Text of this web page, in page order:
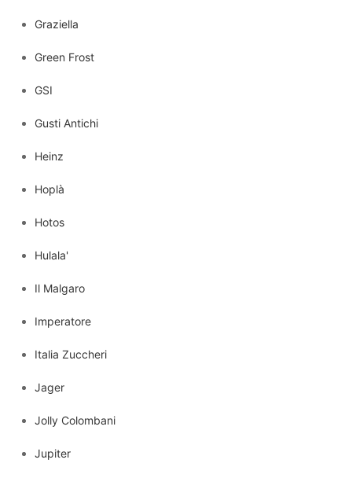
Graziella
Green Frost
GSI
Gusti Antichi
Heinz
Hoplà
Hotos
Hulala'
Il Malgaro
Imperatore
Italia Zuccheri
Jager
Jolly Colombani
Jupiter